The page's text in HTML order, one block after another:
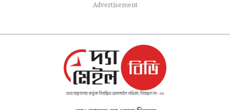
Advertisement